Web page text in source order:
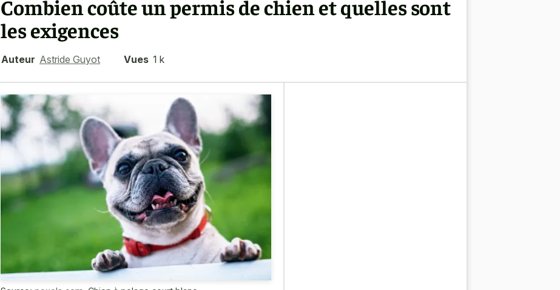
Combien coûte un permis de chien et quelles sont
les exigences
Auteur Astride Guyot Vues 1 k